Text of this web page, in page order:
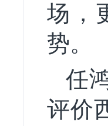
场，
势。
任
评价